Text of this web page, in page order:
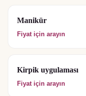
Manikür
Fiyat için arayın
Kirpik uygulaması
Fiyat için arayın